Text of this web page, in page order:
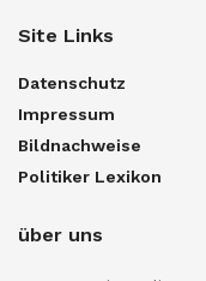
Site Links
Datenschutz
Impressum
Bildnachweise
Politiker Lexikon
über uns